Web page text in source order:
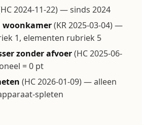
2024-11-22) — sinds 2024
woonkamer(KR 2025-03-04) —
1, elementen rubriek 5
zonder afvoer(HC 2025-06-
= 0 pt
(HC 2026-01-09) — alleen
spleten